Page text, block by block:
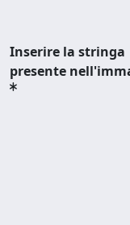
Inserire la stringa
presente